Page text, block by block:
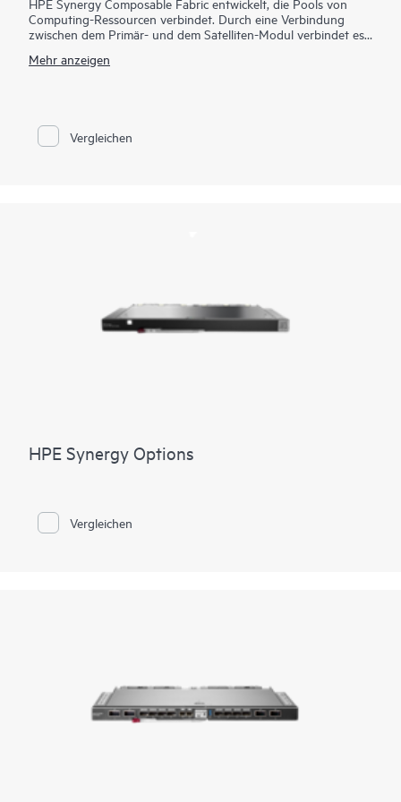
Computing-Ressourcen verbindet. Durch eine Verbindung
zwischen dem Primär- und dem Satelliten-Modul verbindet es
aktives optisches Kabel (AOC) mit 3 m, 5 m oder 15 m Länge
Mehr anzeigen
Vergleichen
HPE Synergy Options
Vergleichen